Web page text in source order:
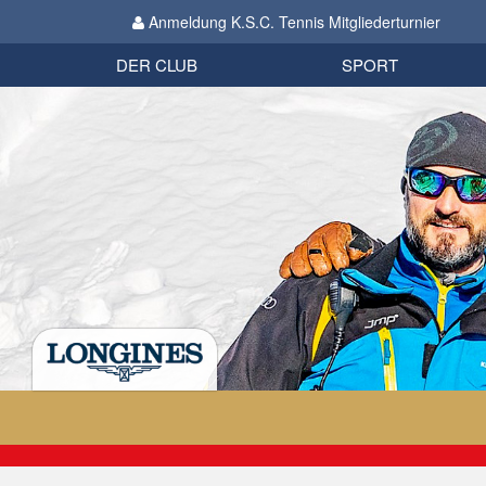
Anmeldung K.S.C. Tennis Mitgliederturnier
DER CLUB
Organisation
SPORT
Biathlon
Datenschutzverordnung 2018
Impressum